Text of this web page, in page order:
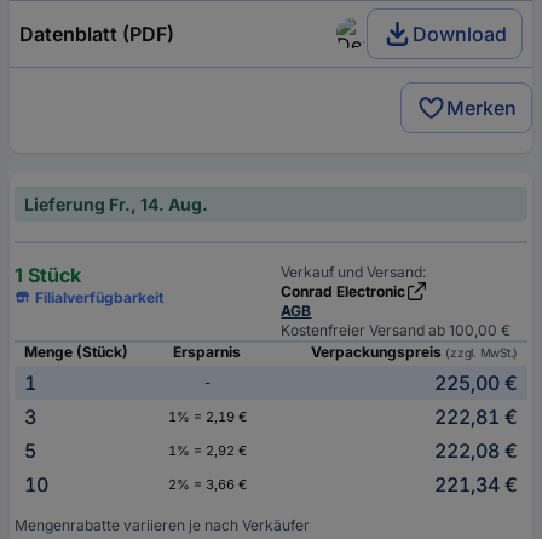
Datenblatt (PDF) Download
Merken
Lieferung Fr., 14. Aug.
1 Stück
Filialverfügbarkeit
Verkauf und Versand:
Conrad Electronic
AGB
Kostenfreier Versand ab 100,00 €
Menge (Stück)
Ersparnis Verpackungspreis (zzgl. MwSt.)
1 -
225,00 €
3
1% = 2,19 €
222,81 €
5
1% = 2,92 €
222,08 €
10
2% = 3,66 € 221,34 €
Mengenrabatte variieren je nach Verkäufer